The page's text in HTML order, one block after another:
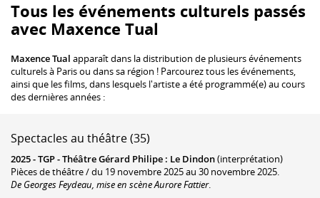
Tous les événements culturels passés
avec Maxence Tual
Maxence Tual apparaît dans la distribution de plusieurs événements
culturels à Paris ou dans sa région ! Parcourez tous les événements,
ainsi que les films, dans lesquels l'artiste a été programmé(e) au cours
des dernières années :
Spectacles au théâtre (35)
2025 -TGP - Théâtre Gérard Philipe : Le Dindon(interprétation)
Pièces de théâtre / du 19 novembre 2025 au 30 novembre 2025.
De Georges Feydeau, mise en scène Aurore Fattier.